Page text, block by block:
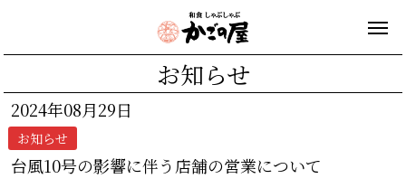
お知らせ
2024年08月29日
お知らせ
台風10号の影響に伴う店舗の営業について